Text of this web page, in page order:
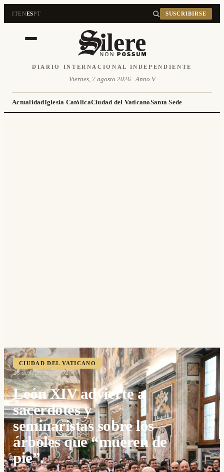
ITENESPT SUSCRIBIRSE
DIARIO INTERNACIONAL INDEPENDIENTE
Viernes, 7 agosto 2026 · Anno V
ActualidadIglesia CatólicaCiudad del VaticanoSanta Sede
CIUDAD DEL VATICANO
28 de febrero de 2026
León XIV advierte a
sacerdotes y
seminaristas sobre los
árboles que “mueren de
pie”.